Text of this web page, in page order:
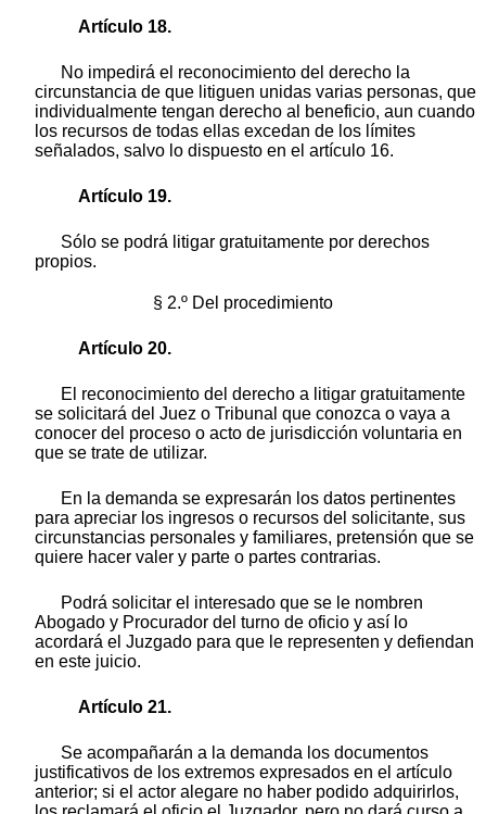
Artículo 18.
No impedirá el reconocimiento del derecho la
circunstancia de que litiguen unidas varias personas, que
individualmente tengan derecho al beneficio, aun cuando
los recursos de todas ellas excedan de los límites
señalados, salvo lo dispuesto en el artículo 16.
Artículo 19.
Sólo se podrá litigar gratuitamente por derechos
propios.
§ 2.º Del procedimiento
Artículo 20.
El reconocimiento del derecho a litigar gratuitamente
se solicitará del Juez o Tribunal que conozca o vaya a
conocer del proceso o acto de jurisdicción voluntaria en
que se trate de utilizar.
En la demanda se expresarán los datos pertinentes
para apreciar los ingresos o recursos del solicitante, sus
circunstancias personales y familiares, pretensión que se
quiere hacer valer y parte o partes contrarias.
Podrá solicitar el interesado que se le nombren
Abogado y Procurador del turno de oficio y así lo
acordará el Juzgado para que le representen y defiendan
en este juicio.
Artículo 21.
Se acompañarán a la demanda los documentos
justificativos de los extremos expresados en el artículo
anterior; si el actor alegare no haber podido adquirirlos,